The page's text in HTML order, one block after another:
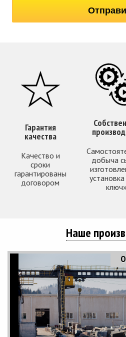
Гарантия
качества
Качество и
сроки
гарантированы
договором
добыча
ключ»
Наше